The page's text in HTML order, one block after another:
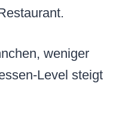
weniger
Level steigt